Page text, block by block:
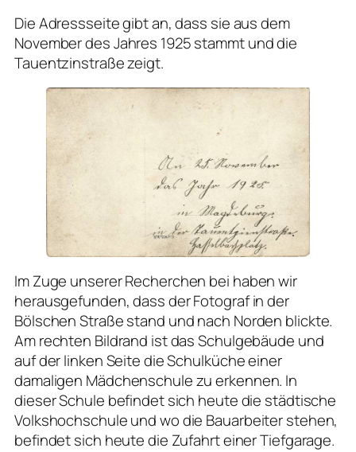
Die Adressseite gibt an, dass sie aus dem
November des Jahres 1925 stammt und die
Tauentzinstraße zeigt.
Im Zuge unserer Recherchen bei haben wir
herausgefunden, dass der Fotograf in der
Bölschen Straße stand und nach Norden blickte.
Am rechten Bildrand ist das Schulgebäude und
auf der linken Seite die Schulküche einer
damaligen Mädchenschule zu erkennen. In
dieser Schule befindet sich heute die städtische
Volkshochschule und wo die Bauarbeiter stehen,
befindet sich heute die Zufahrt einer Tiefgarage.